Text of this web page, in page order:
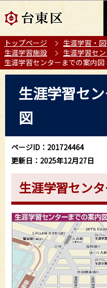
の
ー
ジ
の
このペ
トップページ 生涯学習・
生涯学習施設
生涯学習セ
生涯学習センターまでの案内図
ら
生涯学習セ
図
ページID：201724464
更新日：2025年12月27日
生涯学習セン